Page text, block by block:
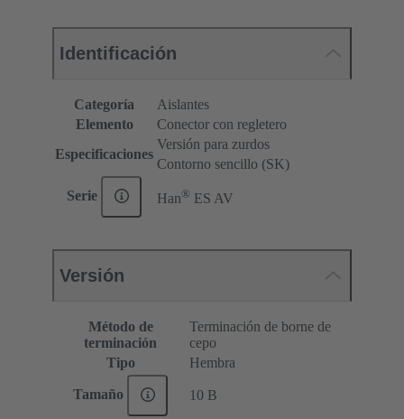
Identificación
Categoría
Aislantes
Elemento
Conector con regletero
Especificaciones
Versión para zurdos
Contorno sencillo (SK)
Serie Han® ES AV
Versión
Método de
terminación
Terminación de borne de
cepo
Tipo
Hembra
Tamaño 10 B